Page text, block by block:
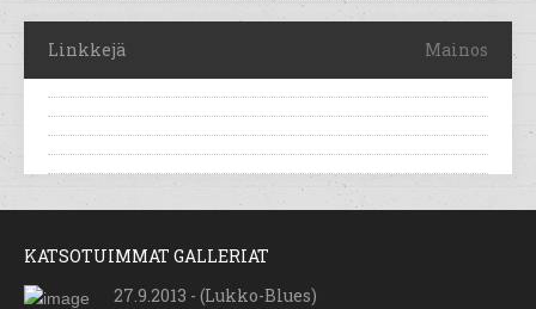
Linkkejä Mainos
KATSOTUIMMAT GALLERIAT
27.9.2013 - (Lukko-Blues)